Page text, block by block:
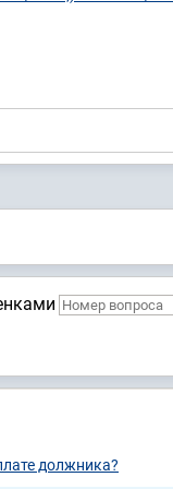
должника?